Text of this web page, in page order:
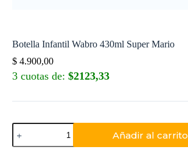
Botella Infantil Wabro 430ml Super Mario
$ 4.900,00
3 cuotas de: $2123,33
Añadir al carrito